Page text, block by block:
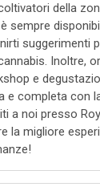
della
sempre
suggerimenti
Inoltre,
e
e completa con
a noi presso
la migliore